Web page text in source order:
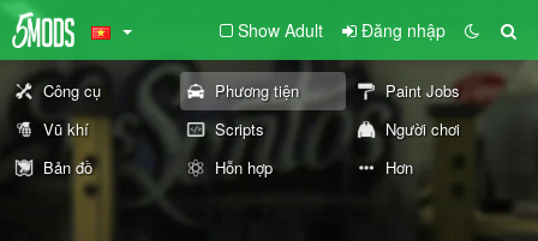
Show Adult Đăng nhập
Công cụ Phương tiện
Paint Jobs
Vũ khí
Scripts
Người chơi
Bản đồ
Hỗn hợp Hơn